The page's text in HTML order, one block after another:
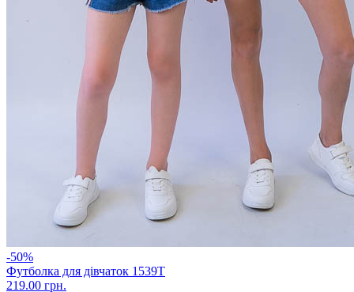
-50%
Футболка для дівчаток 1539Т
219.00 грн.